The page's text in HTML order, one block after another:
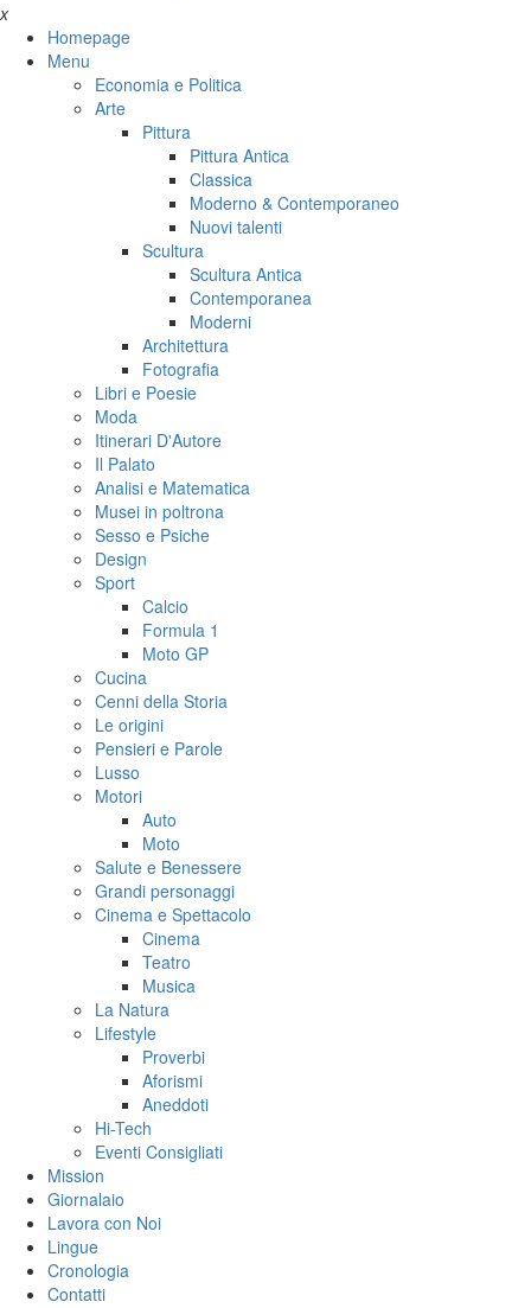
x
Homepage
Menu
Economia e Politica
Arte
Pittura
Pittura Antica
Classica
Moderno & Contemporaneo
Nuovi talenti
Scultura
Scultura Antica
Contemporanea
Moderni
Architettura
Fotografia
Libri e Poesie
Moda
Itinerari D'Autore
Il Palato
Analisi e Matematica
Musei in poltrona
Sesso e Psiche
Design
Sport
Calcio
Formula 1
Moto GP
Cucina
Cenni della Storia
Le origini
Pensieri e Parole
Lusso
Motori
Auto
Moto
Salute e Benessere
Grandi personaggi
Cinema e Spettacolo
Cinema
Teatro
Musica
La Natura
Lifestyle
Proverbi
Aforismi
Aneddoti
Hi-Tech
Eventi Consigliati
Mission
Giornalaio
Lavora con Noi
Lingue
Cronologia
Contatti